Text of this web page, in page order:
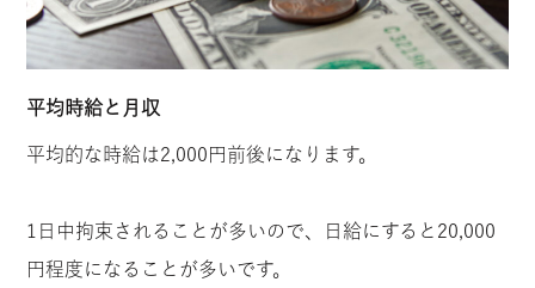
平均時給と月収
平均的な時給は2,000円前後になります。
1日中拘束されることが多いので、日給にすると20,000
円程度になることが多いです。